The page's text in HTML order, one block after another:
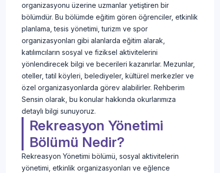
organizasyonu üzerine uzmanlar yetiştiren bir
bölümdür. Bu bölümde eğitim gören öğrenciler, etkinlik
planlama, tesis yönetimi, turizm ve spor
organizasyonları gibi alanlarda eğitim alarak,
katılımcıların sosyal ve fiziksel aktivitelerini
yönlendirecek bilgi ve becerileri kazanırlar. Mezunlar,
oteller, tatil köyleri, belediyeler, kültürel merkezler ve
özel organizasyonlarda görev alabilirler. Rehberim
Sensin olarak, bu konular hakkında okurlarımıza
detaylı bilgi sunuyoruz.
Rekreasyon Yönetimi
Bölümü Nedir?
Rekreasyon Yönetimi bölümü, sosyal aktivitelerin
yönetimi, etkinlik organizasyonları ve eğlence